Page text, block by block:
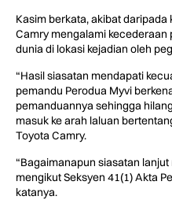
Kasim berkata, akibat
Camry mengalami
dunia di lokasi kejadian oleh
“Hasil siasatan mendapati
pemandu Perodua Myvi
pemanduannya sehingga
masuk ke arah laluan
Toyota Camry.
“Bagaimanapun siasatan
mengikut Seksyen 41(1) Akta
katanya.